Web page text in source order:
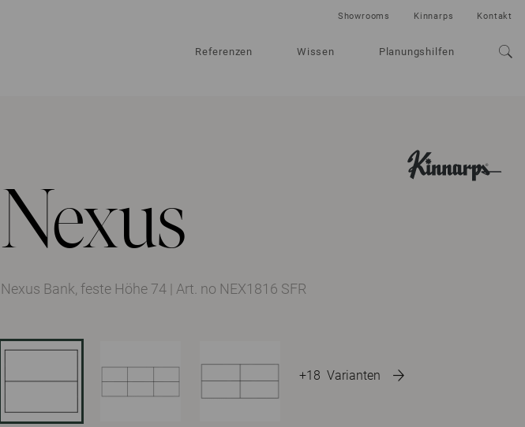
Referenzen Wissen Planungshilfen
Showrooms Kinnarps Kontakt
Nexus
+18 Varianten
Nexus Bank, feste Höhe 74 | Art. no NEX1816 SFR